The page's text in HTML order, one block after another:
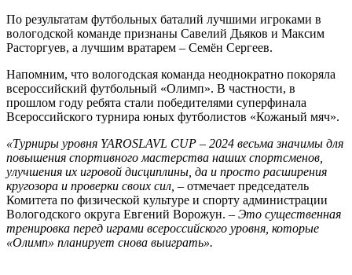
По результатам футбольных баталий лучшими игроками в
вологодской команде признаны Савелий Дьяков и Максим
Расторгуев, а лучшим вратарем – Семён Сергеев.
Напомним, что вологодская команда неоднократно покоряла
всероссийский футбольный «Олимп». В частности, в
прошлом году ребята стали победителями суперфинала
Всероссийского турнира юных футболистов «Кожаный мяч».
«Турниры уровня YAROSLAVL CUP – 2024 весьма значимы для
повышения спортивного мастер­ства наших спортсменов,
улучшения их игровой дисциплины, да и просто расширения
кругозора и проверки своих сил, – отмечает председатель
Комитета по физической культуре и спорту администрации
Вологодского округа Евгений Ворожун. – Это существенная
тренировка перед играми всероссийского уровня, которые
«Олимп» планирует снова выиграть».